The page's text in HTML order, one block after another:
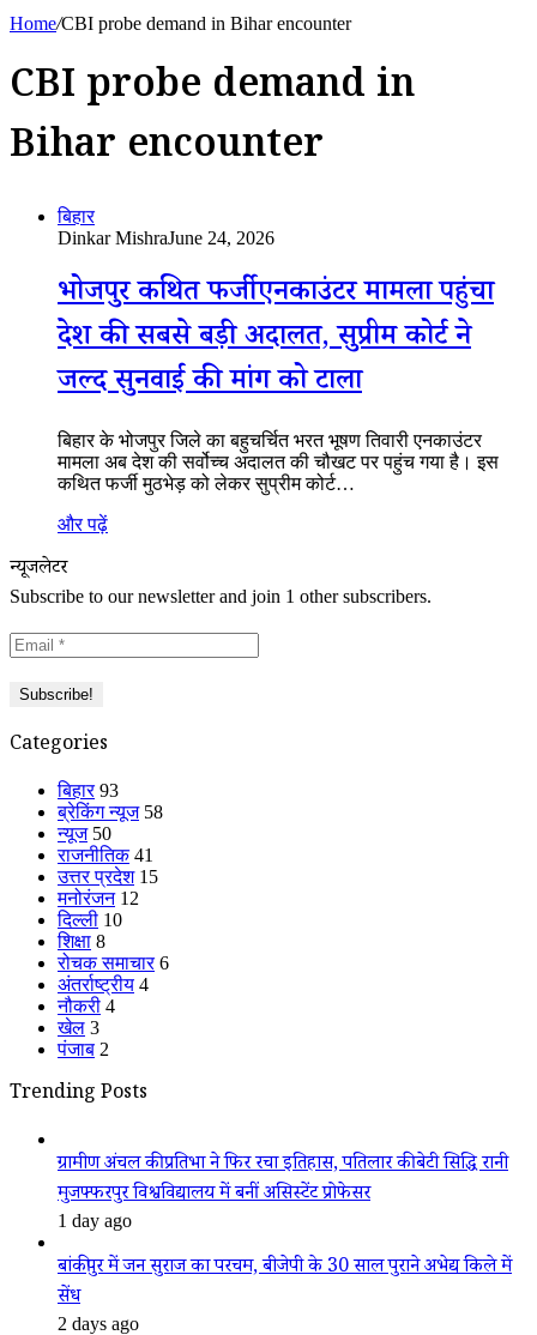
Home/CBI probe demand in Bihar encounter
CBI probe demand in
Bihar encounter
बिहार
Dinkar MishraJune 24, 2026
भोजपुर कथित फर्जी एनकाउंटर मामला पहुंचा
देश की सबसे बड़ी अदालत, सुप्रीम कोर्ट ने
जल्द सुनवाई की मांग को टाला
बिहार के भोजपुर जिले का बहुचर्चित भरत भूषण तिवारी एनकाउंटर
मामला अब देश की सर्वोच्च अदालत की चौखट पर पहुंच गया है। इस
कथित फर्जी मुठभेड़ को लेकर सुप्रीम कोर्ट…
और पढ़ें
न्यूजलेटर
Subscribe to our newsletter and join 1 other subscribers.
Categories
बिहार 93
ब्रेकिंग न्यूज 58
न्यूज 50
राजनीतिक 41
उत्तर प्रदेश 15
मनोरंजन 12
दिल्ली 10
शिक्षा 8
रोचक समाचार 6
अंतर्राष्ट्रीय 4
नौकरी 4
खेल 3
पंजाब 2
Trending Posts
ग्रामीण अंचल की प्रतिभा ने फिर रचा इतिहास, पतिलार की बेटी सिद्धि रानी
मुजफ्फरपुर विश्वविद्यालय में बनीं असिस्टेंट प्रोफेसर
1 day ago
बांकीपुर में जन सुराज का परचम, बीजेपी के 30 साल पुराने अभेद्य किले में
सेंध
2 days ago